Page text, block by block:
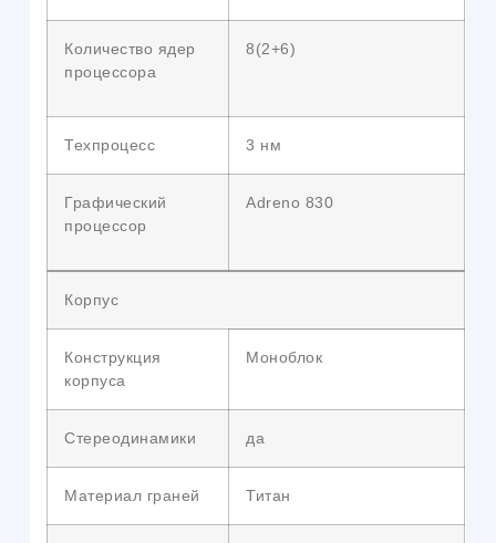
Количество ядер
процессора
8(2+6)
Техпроцесс 3 нм
Графический
процессор
Adreno 830
Корпус
Конструкция
корпуса
Моноблок
Стереодинамики да
Материал граней Титан